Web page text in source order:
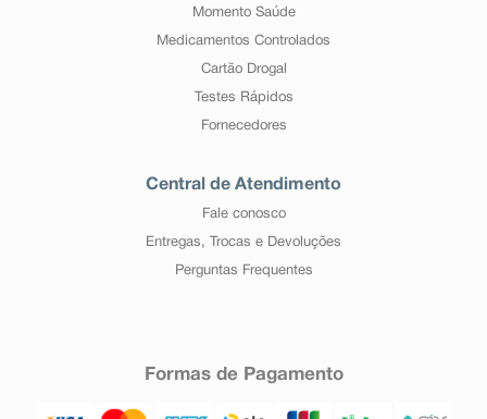
Momento Saúde
Medicamentos Controlados
Cartão Drogal
Testes Rápidos
Fornecedores
Central de Atendimento
Fale conosco
Entregas, Trocas e Devoluções
Perguntas Frequentes
Formas de Pagamento